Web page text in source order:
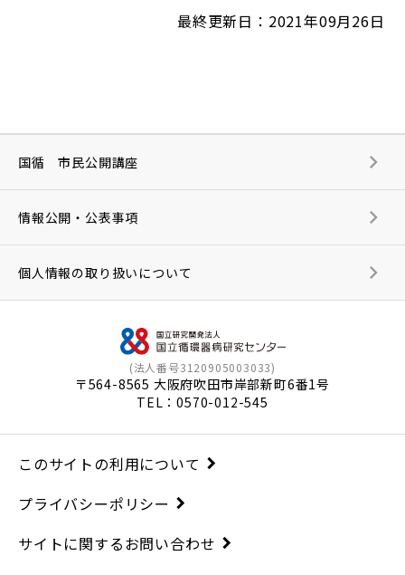
最終更新日：2021年09月26日
(法人番号3120905003033)
〒564-8565 大阪府吹田市岸部新町6番1号
TEL：0570-012-545
国循 市民公開講座
情報公開・公表事項
個人情報の取り扱いについて
このサイトの利用について
プライバシーポリシー
サイトに関するお問い合わせ